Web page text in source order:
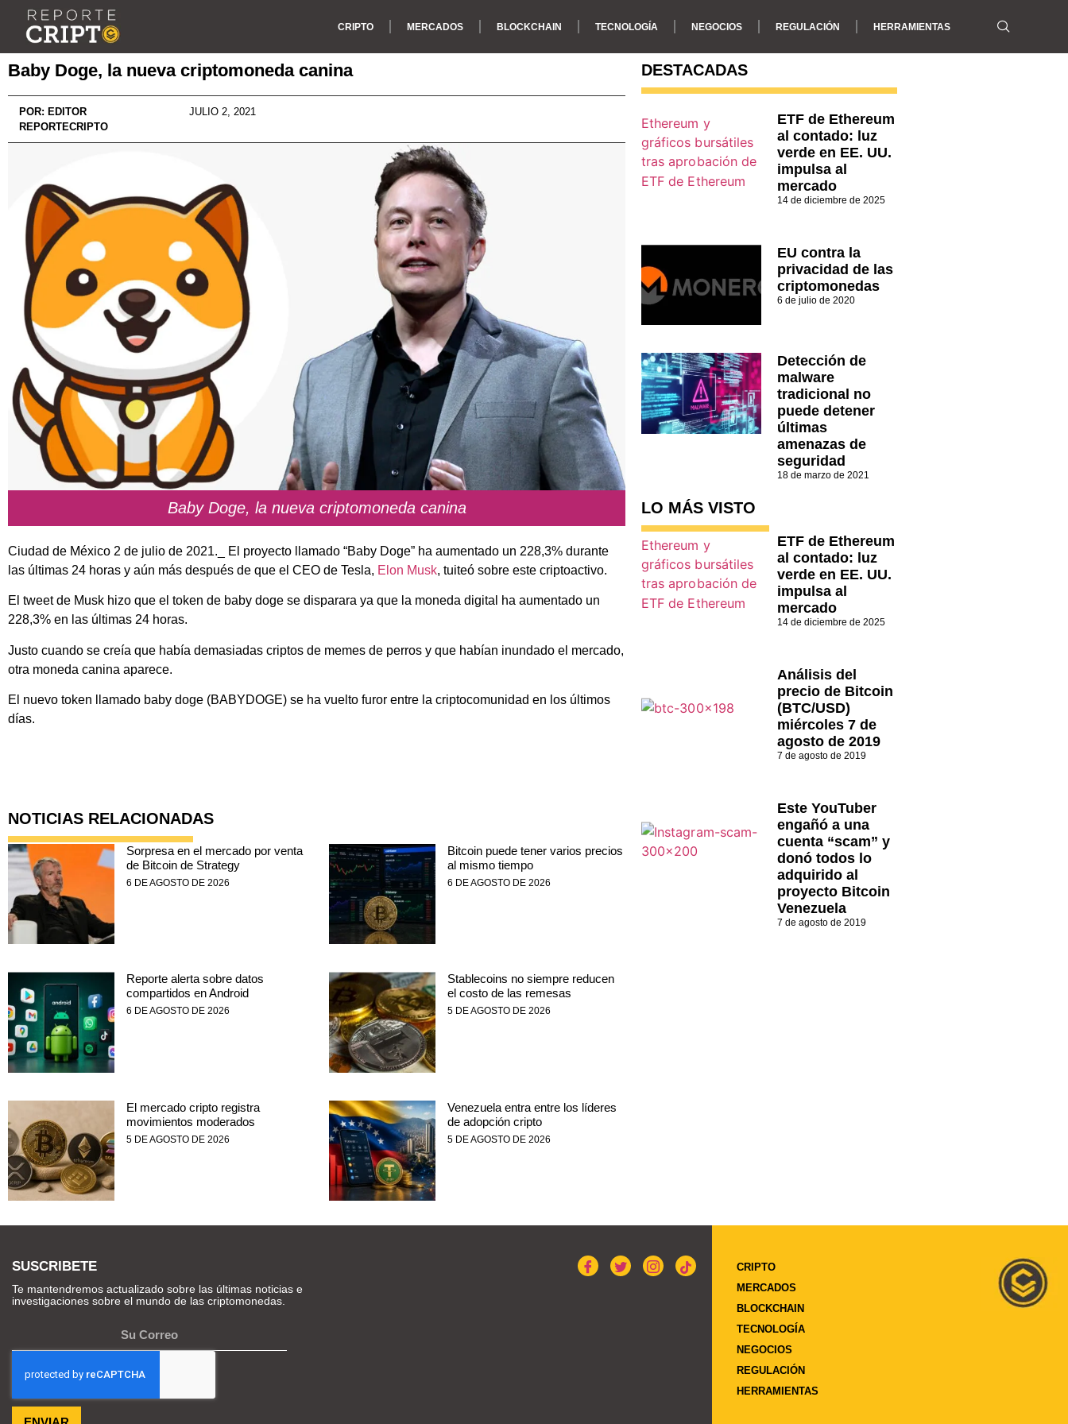
CRIPTO MERCADOS BLOCKCHAIN TECNOLOGÍA NEGOCIOS REGULACIÓN HERRAMIENTAS
Baby Doge, la nueva criptomoneda canina
POR: EDITOR
REPORTECRIPTO
JULIO 2, 2021
Baby Doge, la nueva criptomoneda canina
Ciudad de México 2 de julio de 2021._ El proyecto llamado “Baby Doge” ha aumentado un 228,3% durante
las últimas 24 horas y aún más después de que el CEO de Tesla, Elon Musk, tuiteó sobre este criptoactivo.
El tweet de Musk hizo que el token de baby doge se disparara ya que la moneda digital ha aumentado un
228,3% en las últimas 24 horas.
Justo cuando se creía que había demasiadas criptos de memes de perros y que habían inundado el mercado,
otra moneda canina aparece.
El nuevo token llamado baby doge (BABYDOGE) se ha vuelto furor entre la criptocomunidad en los últimos
días.
NOTICIAS RELACIONADAS
Sorpresa en el mercado por venta
de Bitcoin de Strategy
6 DE AGOSTO DE 2026
Bitcoin puede tener varios precios
al mismo tiempo
6 DE AGOSTO DE 2026
Reporte alerta sobre datos
compartidos en Android
6 DE AGOSTO DE 2026
Stablecoins no siempre reducen
el costo de las remesas
5 DE AGOSTO DE 2026
El mercado cripto registra
movimientos moderados
5 DE AGOSTO DE 2026
Venezuela entra entre los líderes
de adopción cripto
5 DE AGOSTO DE 2026
DESTACADAS
ETF de Ethereum
al contado: luz
verde en EE. UU.
impulsa al
mercado
14 de diciembre de 2025
EU contra la
privacidad de las
criptomonedas
6 de julio de 2020
Detección de
malware
tradicional no
puede detener
últimas
amenazas de
seguridad
18 de marzo de 2021
LO MÁS VISTO
ETF de Ethereum
al contado: luz
verde en EE. UU.
impulsa al
mercado
14 de diciembre de 2025
Análisis del
precio de Bitcoin
(BTC/USD)
miércoles 7 de
agosto de 2019
7 de agosto de 2019
Este YouTuber
engañó a una
cuenta “scam” y
donó todos lo
adquirido al
proyecto Bitcoin
Venezuela
7 de agosto de 2019
SUSCRIBETE
Te mantendremos actualizado sobre las últimas noticias e
investigaciones sobre el mundo de las criptomonedas.
CRIPTO
MERCADOS
BLOCKCHAIN
TECNOLOGÍA
NEGOCIOS
REGULACIÓN
HERRAMIENTAS